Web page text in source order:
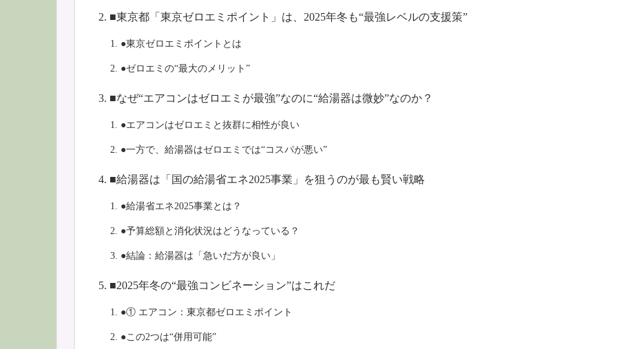
■東京都「東京ゼロエミポイント」は、2025年冬も“最強レベルの支援策”
●東京ゼロエミポイントとは
●ゼロエミの“最大のメリット”
■なぜ“エアコンはゼロエミが最強”なのに“給湯器は微妙”なのか？
●エアコンはゼロエミと抜群に相性が良い
●一方で、給湯器はゼロエミでは“コスパが悪い”
■給湯器は「国の給湯省エネ2025事業」を狙うのが最も賢い戦略
●給湯省エネ2025事業とは？
●予算総額と消化状況はどうなっている？
●結論：給湯器は「急いだ方が良い」
■2025年冬の“最強コンビネーション”はこれだ
●① エアコン：東京都ゼロエミポイント
●この2つは“併用可能”